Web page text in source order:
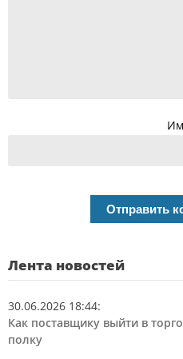
Лента новостей
30.06.2026 18:44:
Как поставщику выйти в
полку